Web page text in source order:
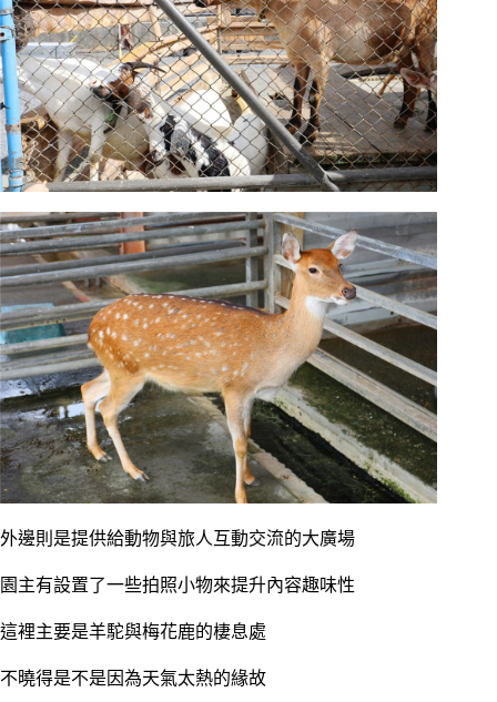
外邊則是提供給動物與旅人互動交流的大廣場
園主有設置了一些拍照小物來提升內容趣味性
這裡主要是羊駝與梅花鹿的棲息處
不曉得是不是因為天氣太熱的緣故